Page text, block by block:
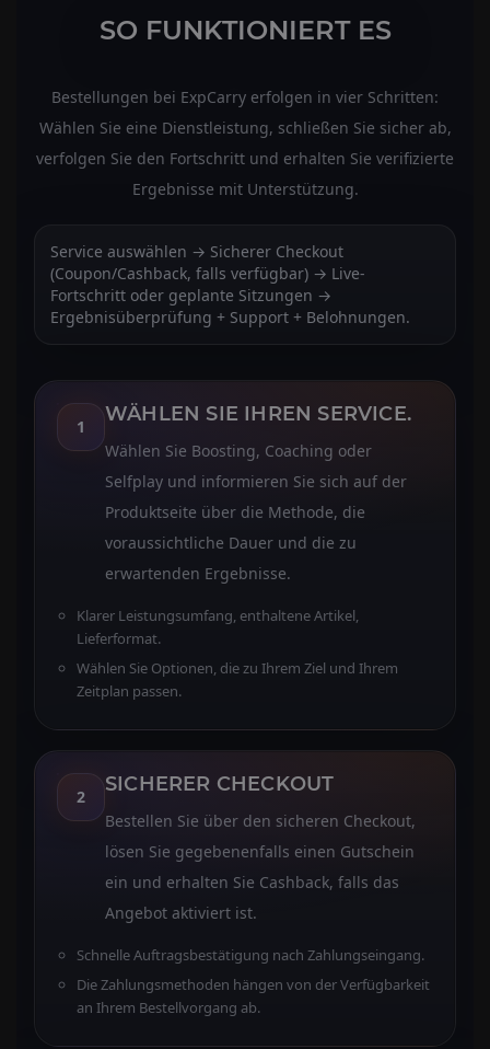
SO FUNKTIONIERT ES
Bestellungen bei ExpCarry erfolgen in vier Schritten:
Wählen Sie eine Dienstleistung, schließen Sie sicher ab,
verfolgen Sie den Fortschritt und erhalten Sie verifizierte
Ergebnisse mit Unterstützung.
Service auswählen → Sicherer Checkout
(Coupon/Cashback, falls verfügbar) → Live-
Fortschritt oder geplante Sitzungen →
Ergebnisüberprüfung + Support + Belohnungen.
1
WÄHLEN SIE IHREN SERVICE.
Wählen Sie Boosting, Coaching oder
Selfplay und informieren Sie sich auf der
Produktseite über die Methode, die
voraussichtliche Dauer und die zu
erwartenden Ergebnisse.
Klarer Leistungsumfang, enthaltene Artikel,
Lieferformat.
Wählen Sie Optionen, die zu Ihrem Ziel und Ihrem
Zeitplan passen.
2
SICHERER CHECKOUT
Bestellen Sie über den sicheren Checkout,
lösen Sie gegebenenfalls einen Gutschein
ein und erhalten Sie Cashback, falls das
Angebot aktiviert ist.
Schnelle Auftragsbestätigung nach Zahlungseingang.
Die Zahlungsmethoden hängen von der Verfügbarkeit
an Ihrem Bestellvorgang ab.